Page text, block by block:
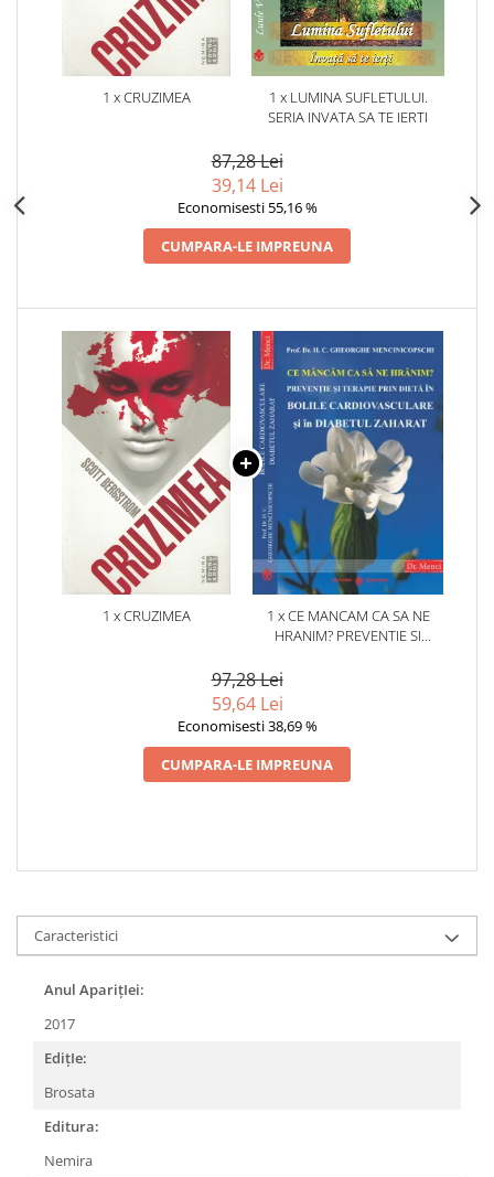
1 x CRUZIMEA
1 x LUMINA SUFLETULUI.
SERIA INVATA SA TE IERTI
87,28 Lei
39,14 Lei
Economisesti 55,16 %
CUMPARA-LE IMPREUNA
1 x CRUZIMEA
1 x CE MANCAM CA SA NE
HRANIM? PREVENTIE SI
CARDIOVASCULARE SI IN
97,28 Lei
59,64 Lei
Economisesti 38,69 %
CUMPARA-LE IMPREUNA
Caracteristici
Anul AparițIei:
2017
EdițIe:
Brosata
Editura:
Nemira